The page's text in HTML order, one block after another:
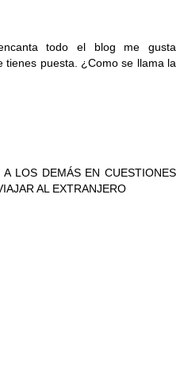
todo el blog me gusta
tienes puesta. ¿Como se llama la
A LOS DEMÁS EN CUESTIONES
AL EXTRANJERO